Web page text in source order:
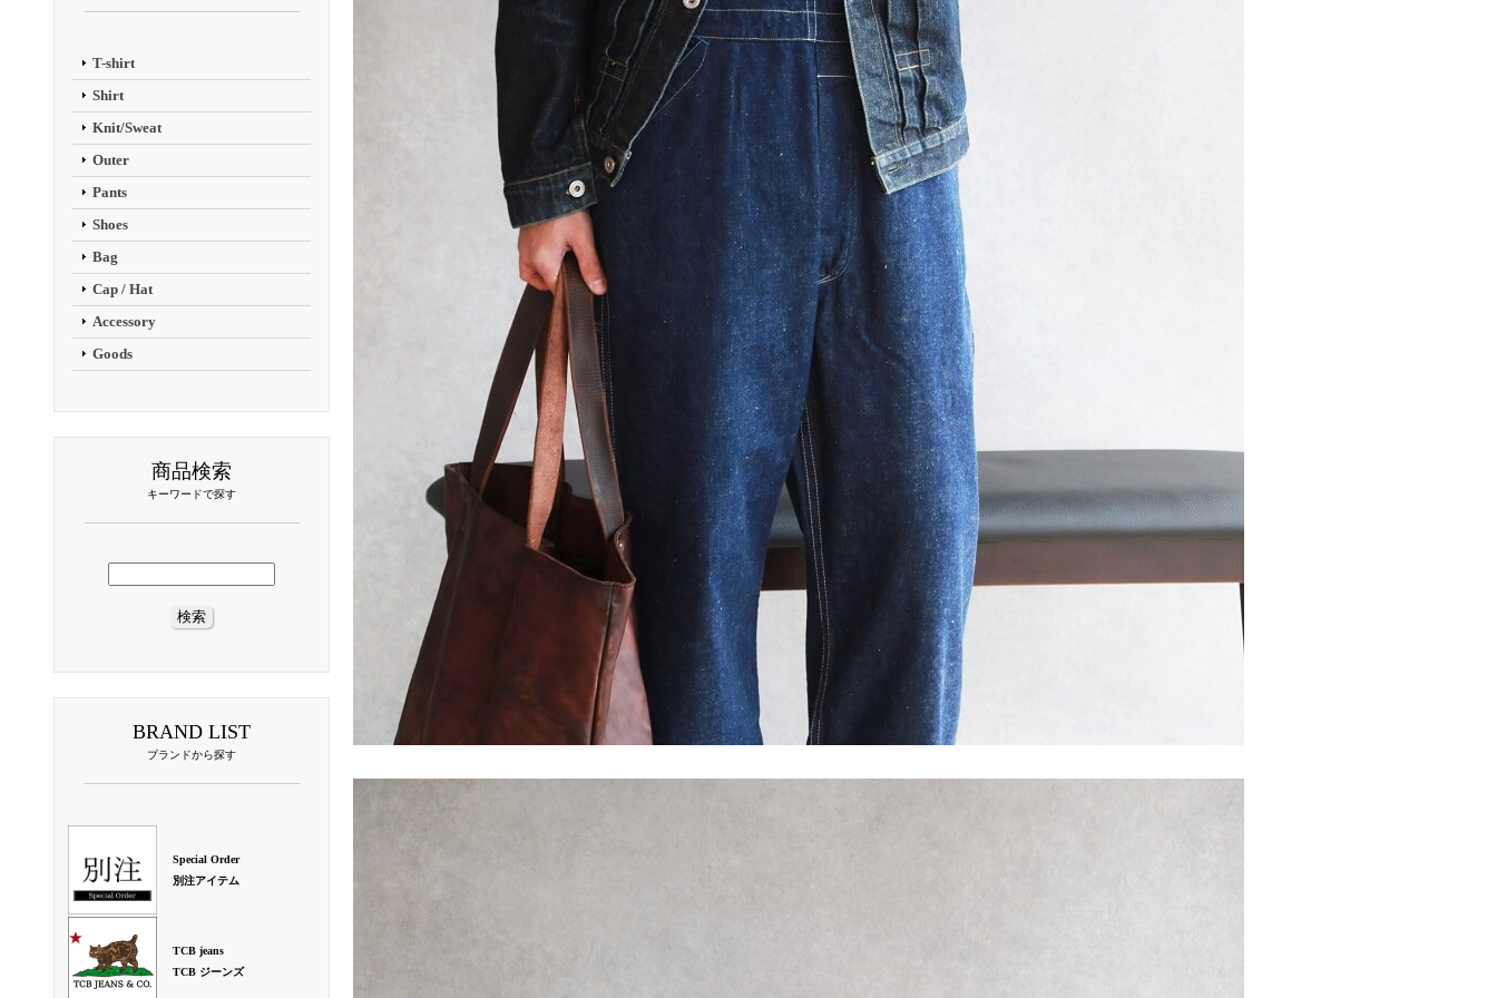
T-shirt
Shirt
Knit/Sweat
Outer
Pants
Shoes
Bag
Cap / Hat
Accessory
Goods
商品検索
キーワードで探す
BRAND LIST
ブランドから探す
Special Order
別注アイテム
TCB jeans
TCB ジーンズ